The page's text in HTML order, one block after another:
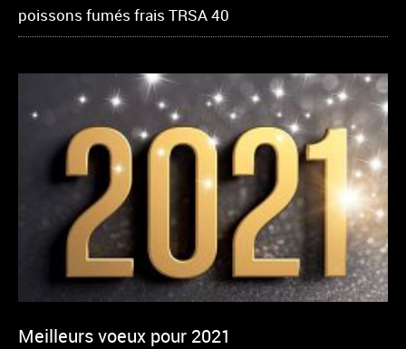
poissons fumés frais TRSA 40
Meilleurs voeux pour 2021